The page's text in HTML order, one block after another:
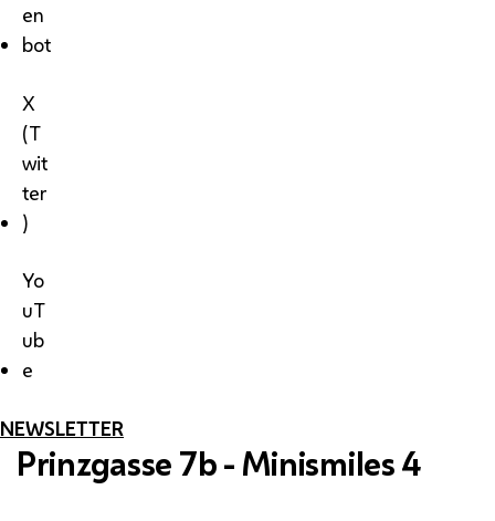
en
bot
X
(T
wit
ter
)
Yo
uT
ub
e
NEWSLETTER
Prinzgasse 7b - Minismiles 4